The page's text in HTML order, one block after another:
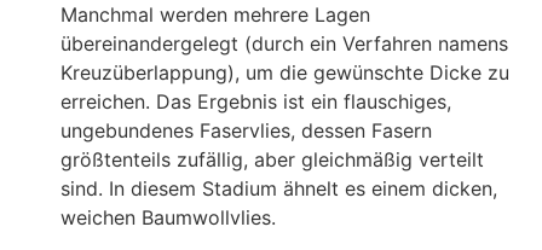
Manchmal werden mehrere Lagen
übereinandergelegt (durch ein Verfahren namens
Kreuzüberlappung), um die gewünschte Dicke zu
erreichen. Das Ergebnis ist ein flauschiges,
ungebundenes Faservlies, dessen Fasern
größtenteils zufällig, aber gleichmäßig verteilt
sind. In diesem Stadium ähnelt es einem dicken,
weichen Baumwollvlies.